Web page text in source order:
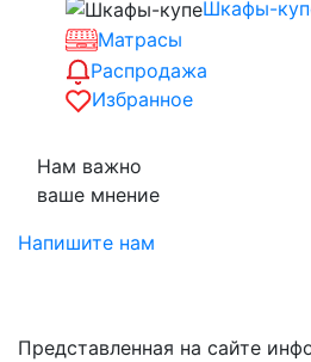
Шкафы-
Матрасы
Распродажа
Избранное
Нам важно
ваше мнение
Напишите нам
Представленная на сайте